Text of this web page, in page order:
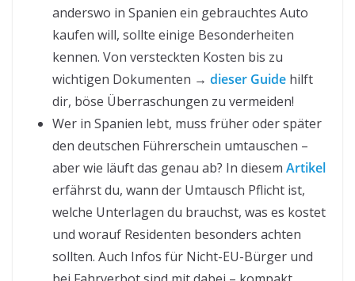
anderswo in Spanien ein gebrauchtes Auto
kaufen will, sollte einige Besonderheiten
kennen. Von versteckten Kosten bis zu
wichtigen Dokumenten → dieser Guide hilft
dir, böse Überraschungen zu vermeiden!
Wer in Spanien lebt, muss früher oder später
den deutschen Führerschein umtauschen –
aber wie läuft das genau ab? In diesem Artikel
erfährst du, wann der Umtausch Pflicht ist,
welche Unterlagen du brauchst, was es kostet
und worauf Residenten besonders achten
sollten. Auch Infos für Nicht-EU-Bürger und